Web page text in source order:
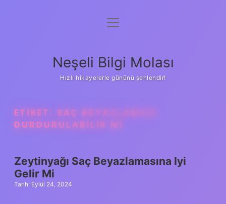
Anasayfa
Yasal Uyarı
menüyü
Neşeli Bilgi Molası
Hızlı hikayelerle gününü şenlendir!
ETIKET: SAÇ BEYAZLAMASI
DURDURULABILIR MI
Zeytinyağı Saç Beyazlamasına Iyi
Gelir Mi
Tarih: Eylül 24, 2024